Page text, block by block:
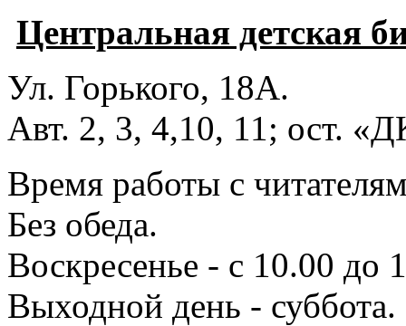
Центральная детская
Ул. Горького, 18А.
Авт. 2, 3, 4,10, 11; ост.
Время работы с
Без обеда.
Воскресенье - с 10.00 до
Выходной день - суббота.